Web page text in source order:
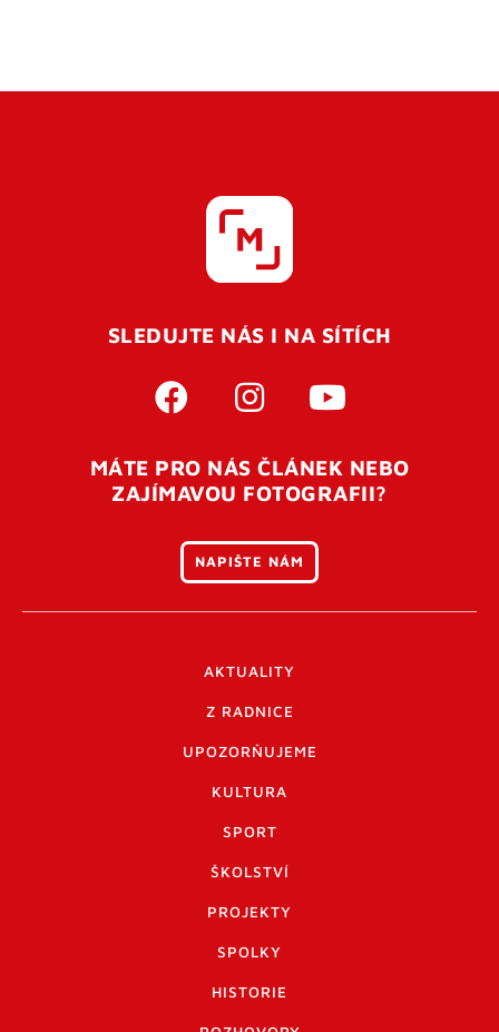
SLEDUJTE NÁS I NA SÍTÍCH
MÁTE PRO NÁS ČLÁNEK NEBO
ZAJÍMAVOU FOTOGRAFII?
NAPIŠTE NÁM
AKTUALITY
Z RADNICE
UPOZORŇUJEME
KULTURA
SPORT
ŠKOLSTVÍ
PROJEKTY
SPOLKY
HISTORIE